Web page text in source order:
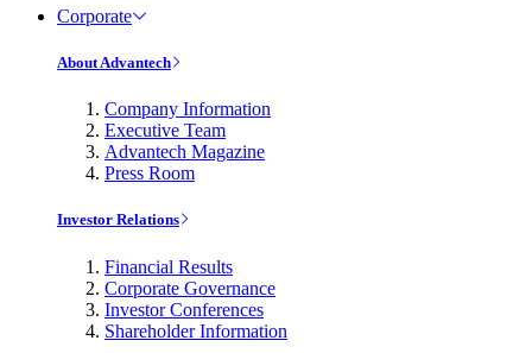
Corporate
About Advantech
Company Information
Executive Team
Advantech Magazine
Press Room
Investor Relations
Financial Results
Corporate Governance
Investor Conferences
Shareholder Information